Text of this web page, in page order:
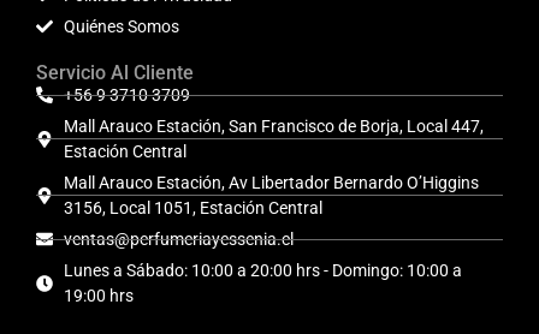
Quiénes Somos
Servicio Al Cliente
+56 9 3710 3709
Mall Arauco Estación, San Francisco de Borja, Local 447,
Estación Central
Mall Arauco Estación, Av Libertador Bernardo O’Higgins
3156, Local 1051, Estación Central
ventas@perfumeriayessenia.cl
Lunes a Sábado: 10:00 a 20:00 hrs - Domingo: 10:00 a
19:00 hrs